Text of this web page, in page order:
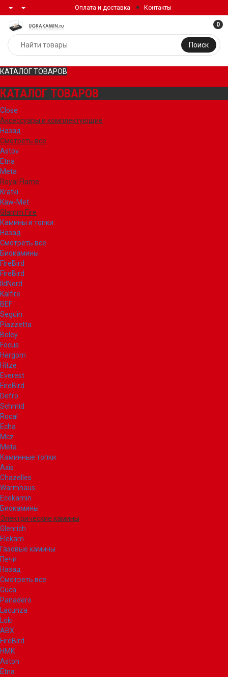
Оплата и доставка Контакты
Поиск
0
КАТАЛОГ ТОВАРОВ
КАТАЛОГ ТОВАРОВ
Close
Аксессуары и комплектующие
Назад
Смотреть все
Astov
Etna
Meta
Royal Flame
Kratki
Kaw-Met
Glamm Fire
Камины и топки
Назад
Смотреть все
Биокамины
FireBird
FireBird
IldNord
Kalfire
BEF
Seguin
Piazzetta
Boley
Focus
Hergom
Hitze
Everest
FireBird
Defro
Schmid
Rocal
Echa
Mcz
Meta
Каминные топки
Axis
Chazelles
Warmhaus
Ecokamin
Биокамины
Электрические камины
Glenrich
Elekam
Газовые камины
Печи
Назад
Смотреть все
Guca
Panadero
Lacunza
Loki
ABX
FireBird
НМК
Aston
Etna